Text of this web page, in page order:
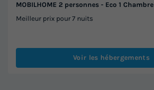
MOBILHOME 2 personnes - Eco 1 Chambre
Meilleur prix pour 7 nuits
Voir les hébergements